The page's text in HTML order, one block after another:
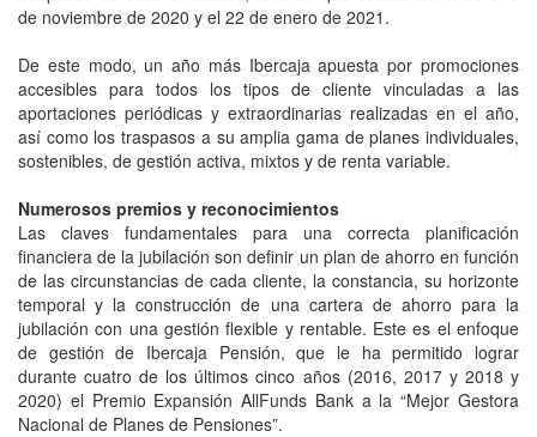
de noviembre de 2020 y el 22 de enero de 2021.
De este modo, un año más Ibercaja apuesta por promociones
accesibles para todos los tipos de cliente vinculadas a las
aportaciones periódicas y extraordinarias realizadas en el año,
así como los traspasos a su amplia gama de planes individuales,
sostenibles, de gestión activa, mixtos y de renta variable.
Numerosos premios y reconocimientos
Las claves fundamentales para una correcta planificación
financiera de la jubilación son definir un plan de ahorro en función
de las circunstancias de cada cliente, la constancia, su horizonte
temporal y la construcción de una cartera de ahorro para la
jubilación con una gestión flexible y rentable. Este es el enfoque
de gestión de Ibercaja Pensión, que le ha permitido lograr
durante cuatro de los últimos cinco años (2016, 2017 y 2018 y
2020) el Premio Expansión AllFunds Bank a la “Mejor Gestora
Nacional de Planes de Pensiones”.